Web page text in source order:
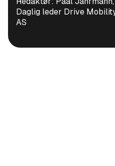
Daglig leder Drive
AS